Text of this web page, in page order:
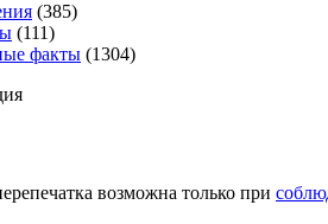
(385)
(111)
факты (1304)
возможна только при